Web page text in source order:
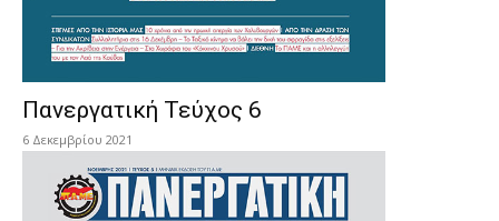
Πανεργατική Τεύχος 6
6 Δεκεμβρίου 2021